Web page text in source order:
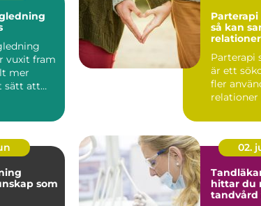
vuxit fram
mer
sätt att
så kan
relationer
Parterapi
är ett
fler
relationer
02.
hittar du
tandvård